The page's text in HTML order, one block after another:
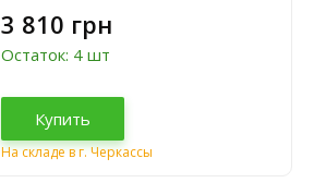
3 810 грн
Остаток: 4 шт
Купить
На складе в г. Черкассы